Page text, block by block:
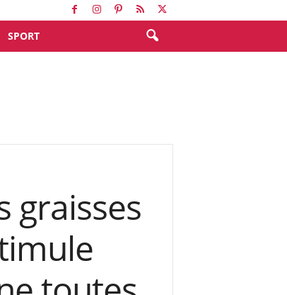
SPORT
graisses